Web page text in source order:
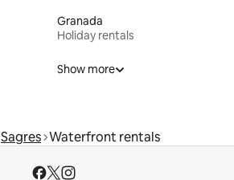
Granada
Holiday rentals
Show more
Sagres Waterfront rentals